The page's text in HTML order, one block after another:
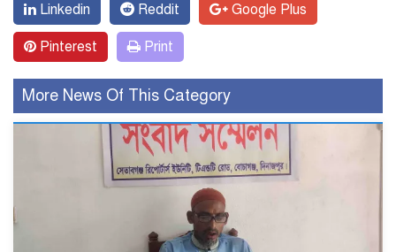
Linkedin Reddit Google Plus
Pinterest Print
More News Of This Category